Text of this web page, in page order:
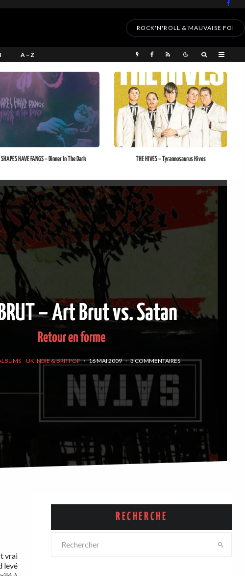
ROCK'N'ROLL & MAUVAISE FOI
A – Z
SHAPES HAVE FANGS – Dinner In The Dark THE HIVES – Tyrannosaurus Hives
– Art Brut vs. Satan
Retour en forme
UK INDIE & BRITPOP · 16 MAI 2009 · 3 COMMENTAIRES
vrai
levé
RECHERCHE